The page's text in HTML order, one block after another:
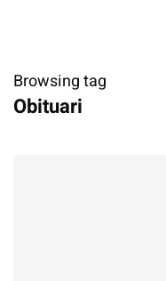
Browsing tag
​Obituari